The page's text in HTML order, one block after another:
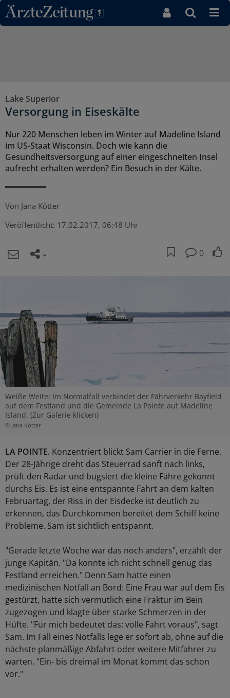
Direkt zum Inhaltsbereich
Lake Superior
Versorgung in Eiseskälte
Nur 220 Menschen leben im Winter auf Madeline Island
im US-Staat Wisconsin. Doch wie kann die
Gesundheitsversorgung auf einer eingeschneiten Insel
aufrecht erhalten werden? Ein Besuch in der Kälte.
Von Jana Kötter
Veröffentlicht: 17.02.2017, 06:48 Uhr
0
Weiße Weite: Im Normalfall verbindet der Fährverkehr Bayfield
auf dem Festland und die Gemeinde La Pointe auf Madeline
Island. (Zur Galerie klicken)
© Jana Kötter
LA POINTE. Konzentriert blickt Sam Carrier in die Ferne.
Der 28-Jährige dreht das Steuerrad sanft nach links,
prüft den Radar und bugsiert die kleine Fähre gekonnt
durchs Eis. Es ist eine entspannte Fahrt an dem kalten
Februartag, der Riss in der Eisdecke ist deutlich zu
erkennen, das Durchkommen bereitet dem Schiff keine
Probleme. Sam ist sichtlich entspannt.
"Gerade letzte Woche war das noch anders", erzählt der
junge Kapitän. "Da konnte ich nicht schnell genug das
Festland erreichen." Denn Sam hatte einen
medizinischen Notfall an Bord: Eine Frau war auf dem Eis
gestürzt, hatte sich vermutlich eine Fraktur im Bein
zugezogen und klagte über starke Schmerzen in der
Hüfte. "Für mich bedeutet das: volle Fahrt voraus", sagt
Sam. Im Fall eines Notfalls lege er sofort ab, ohne auf die
nächste planmäßige Abfahrt oder weitere Mitfahrer zu
warten. "Ein- bis dreimal im Monat kommt das schon
vor."